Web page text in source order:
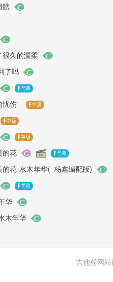
膀
久的温柔
了吗
忧伤
的花
的花-水木年华(_杨鑫编配版)
华
木年华
吉他粉网